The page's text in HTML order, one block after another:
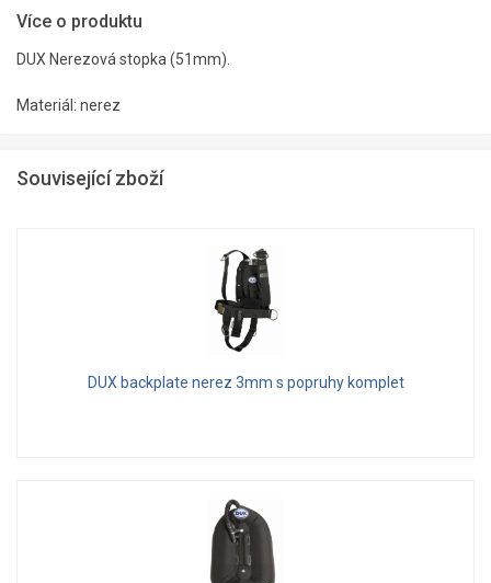
Více o produktu
DUX Nerezová stopka (51mm).
Materiál: nerez
Související zboží
DUX backplate nerez 3mm s popruhy komplet